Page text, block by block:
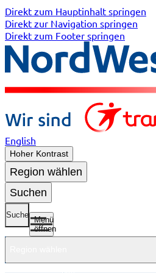
Direkt zum Hauptinhalt springen
Direkt zur Navigation springen
Direkt zum Footer springen
English
Hoher Kontrast
Region wählen
Suchen
Suche
Menü
öffnen